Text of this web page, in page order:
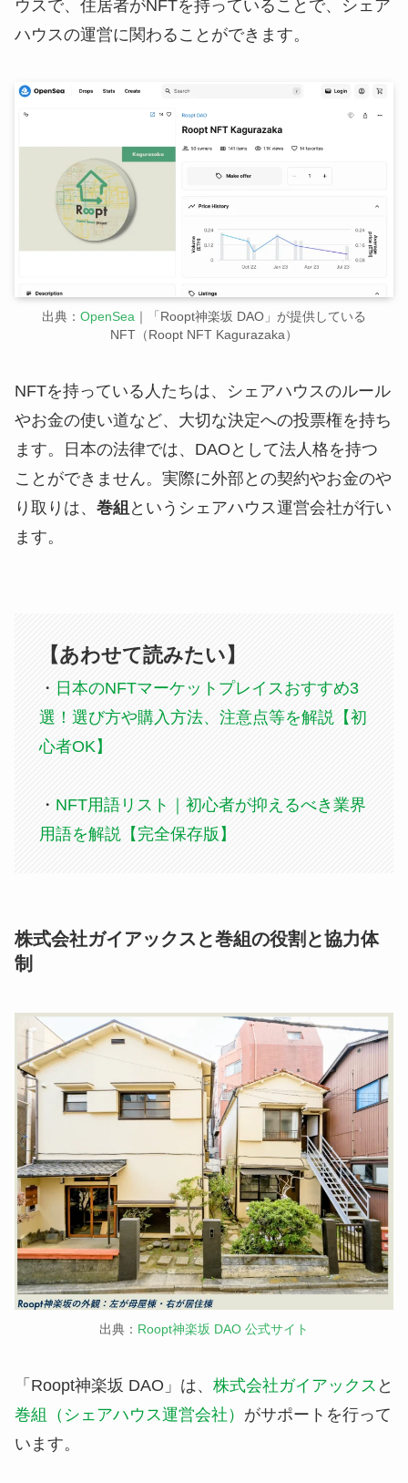
ウスで、住居者がNFTを持っていることで、シェア
ハウスの運営に関わることができます。
出典： OpenSea ｜「Roopt神楽坂 DAO」が提供している
NFT（Roopt NFT Kagurazaka）
NFTを持っている人たちは、シェアハウスのルール
やお金の使い道など、大切な決定への投票権を持ち
ます。日本の法律では、DAOとして法人格を持つ
ことができません。実際に外部との契約やお金のや
り取りは、 巻組 というシェアハウス運営会社が行い
ます。
【あわせて読みたい】
・ 日本のNFTマーケットプレイスおすすめ3
選！選び方や購入方法、注意点等を解説【初
心者OK】
・ NFT用語リスト｜初心者が抑えるべき業界
用語を解説【完全保存版】
株式会社ガイアックスと巻組の役割と協力体
制
出典： Roopt神楽坂 DAO 公式サイト
「Roopt神楽坂 DAO」は、 株式会社ガイアックス と
巻組（シェアハウス運営会社） がサポートを行って
います。